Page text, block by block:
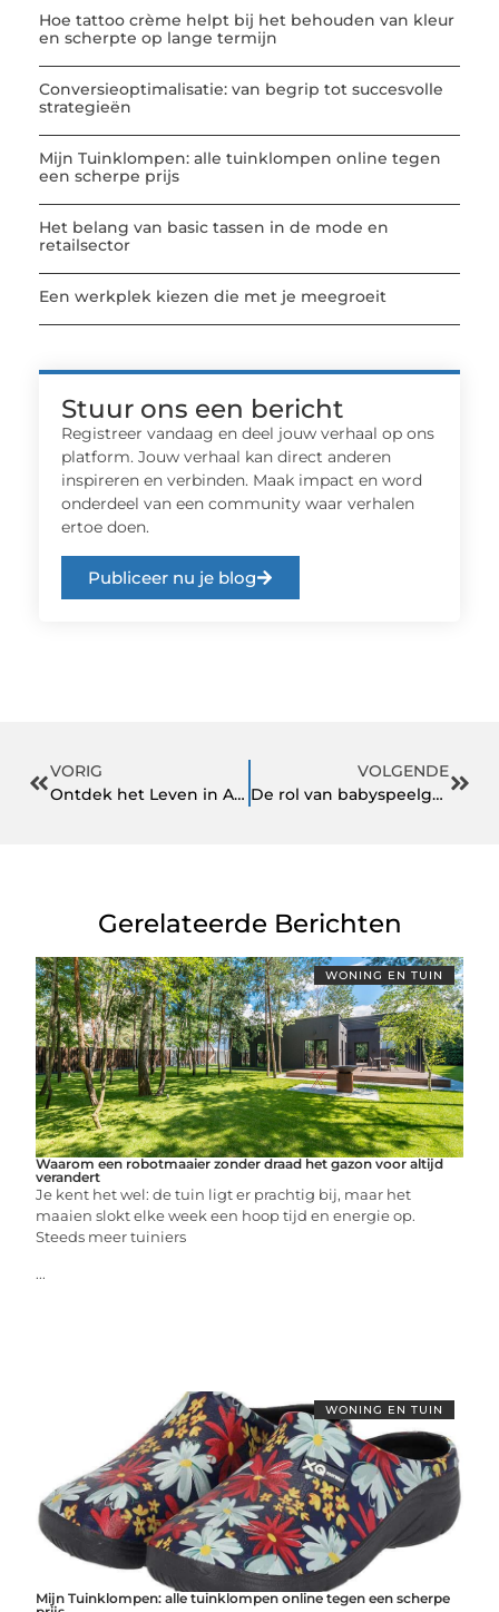
Hoe tattoo crème helpt bij het behouden van kleur
en scherpte op lange termijn
Conversieoptimalisatie: van begrip tot succesvolle
strategieën
Mijn Tuinklompen: alle tuinklompen online tegen
een scherpe prijs
Het belang van basic tassen in de mode en
retailsector
Een werkplek kiezen die met je meegroeit
Stuur ons een bericht
Registreer vandaag en deel jouw verhaal op ons
platform. Jouw verhaal kan direct anderen
inspireren en verbinden. Maak impact en word
onderdeel van een community waar verhalen
ertoe doen.
Publiceer nu je blog
VORIG
Ontdek het Leven in Alphen aan den Rijn – Actueel Nieuws en Tips
VOLGENDE
De rol van babyspeelgoed in ontwikkeling
Gerelateerde Berichten
WONING EN TUIN
Waarom een robotmaaier zonder draad het gazon voor altijd
verandert
Je kent het wel: de tuin ligt er prachtig bij, maar het
maaien slokt elke week een hoop tijd en energie op.
Steeds meer tuiniers
...
WONING EN TUIN
Mijn Tuinklompen: alle tuinklompen online tegen een scherpe